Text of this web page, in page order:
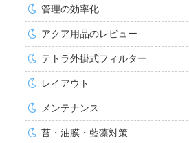
管理の効率化
アクア用品のレビュー
テトラ外掛式フィルター
レイアウト
メンテナンス
苔・油膜・藍藻対策